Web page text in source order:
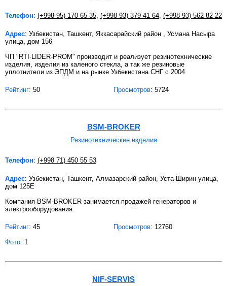
Телефон: (+998 95) 170 65 35 (+998 93) 379 41 64 (+998 93) 562 82 22
Адрес: Узбекистан, Ташкент, Яккасарайский район , Усмана Насыра
улица, дом 156
ЧП "RTI-LIDER-PROM" производит и реализует резинотехнические
изделия, изделия из каленого стекла, а так же резиновые
уплотнители из ЭПДМ и на рынке Узбекистана СНГ с 2004
Рейтинг: 50 Просмотров: 5724
BSM-BROKER
Резинотехнические изделия
Телефон: (+998 71) 450 55 53
Адрес: Узбекистан, Ташкент, Алмазарский район, Уста-Ширин улица,
дом 125Е
Компания BSM-BROKER занимается продажей генераторов и
электрооборудования.
Рейтинг: 45 Просмотров: 12760
Фото: 1
NIF-SERVIS